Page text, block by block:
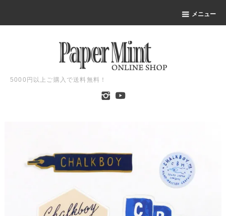
メニュー
5000円以上ご購入で送料無料！